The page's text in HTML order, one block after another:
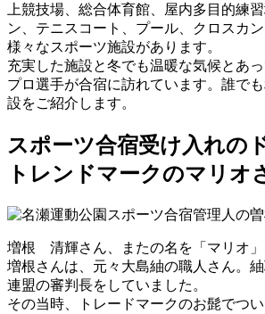
上競技場、総合体育館、屋内多目的練習
ン、テニスコート、プール、クロスカ
様々なスポーツ施設があります。
充実した施設と冬でも温暖な気候とあ
プロ選手が合宿に訪れています。誰で
設をご紹介します。
スポーツ合宿受け入れの
トレンドマークのマリオ
増根 清輝さん、またの名を「マリオ」
増根さんは、元々大島紬の職人さん。
連盟の審判長をしていました。
その当時、トレードマークのお髭でつ